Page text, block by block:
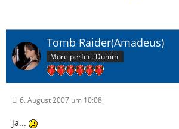
Tomb Raider(Amadeus)
More perfect Dummi
6. August 2007 um 10:08
ja...